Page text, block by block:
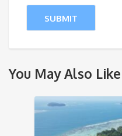
You May Also Like